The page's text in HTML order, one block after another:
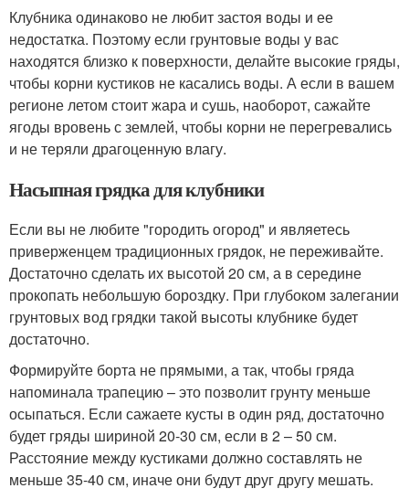
Клубника одинаково не любит застоя воды и ее
недостатка. Поэтому если грунтовые воды у вас
находятся близко к поверхности, делайте высокие гряды,
чтобы корни кустиков не касались воды. А если в вашем
регионе летом стоит жара и сушь, наоборот, сажайте
ягоды вровень с землей, чтобы корни не перегревались
и не теряли драгоценную влагу.
Насыпная грядка для клубники
Если вы не любите "городить огород" и являетесь
приверженцем традиционных грядок, не переживайте.
Достаточно сделать их высотой 20 см, а в середине
прокопать небольшую бороздку. При глубоком залегании
грунтовых вод грядки такой высоты клубнике будет
достаточно.
Формируйте борта не прямыми, а так, чтобы гряда
напоминала трапецию – это позволит грунту меньше
осыпаться. Если сажаете кусты в один ряд, достаточно
будет гряды шириной 20-30 см, если в 2 – 50 см.
Расстояние между кустиками должно составлять не
меньше 35-40 см, иначе они будут друг другу мешать.